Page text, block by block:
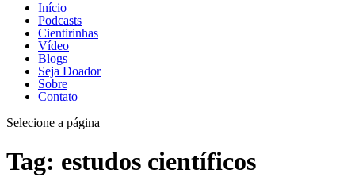
Início
Podcasts
Cientirinhas
Vídeo
Blogs
Seja Doador
Sobre
Contato
Selecione a página
Tag: estudos científicos